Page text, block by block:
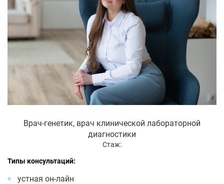
Врач-генетик, врач клинической лабораторной
диагностики
Стаж:
Типы консультаций:
устная он-лайн